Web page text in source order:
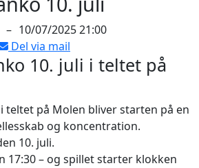
– 10/07/2025 21:00
Del via mail
10. juli i teltet på
teltet på Molen bliver starten på en
og koncentration.
10. juli.
17:30 – og spillet starter klokken